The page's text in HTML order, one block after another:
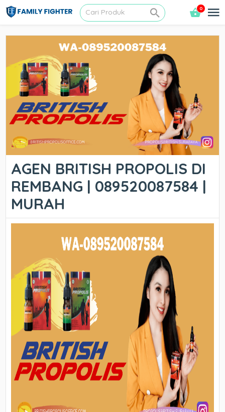
0
AGEN BRITISH PROPOLIS DI
REMBANG | 089520087584 |
MURAH